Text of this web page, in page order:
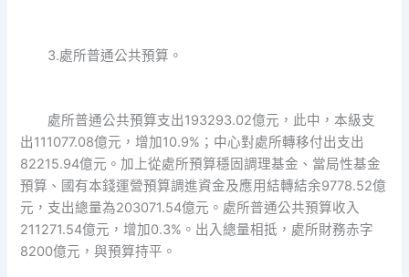
3.處所普通公共預算。
處所普通公共預算支出193293.02億元，此中，本級支
出111077.08億元，增加10.9%；中心對處所轉移付出支出
82215.94億元。加上從處所預算穩固調理基金、當局性基金
預算、國有本錢運營預算調進資金及應用結轉結余9778.52億
元，支出總量為203071.54億元。處所普通公共預算收入
211271.54億元，增加0.3%。出入總量相抵，處所財務赤字
8200億元，與預算持平。